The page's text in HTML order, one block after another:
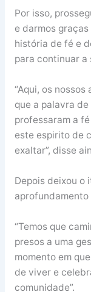
Por isso,
e darmos
história de fé e
para continuar a
“Aqui, os
que a palavra
professaram a
este espirito de
exaltar”, disse
Depois deixou o
“Temos que
presos a uma
momento em
de viver e
comunidade”.